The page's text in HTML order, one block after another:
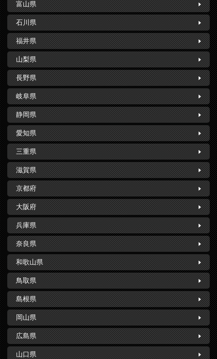
富山県
石川県
福井県
山梨県
長野県
岐阜県
静岡県
愛知県
三重県
滋賀県
京都府
大阪府
兵庫県
奈良県
和歌山県
鳥取県
島根県
岡山県
広島県
山口県